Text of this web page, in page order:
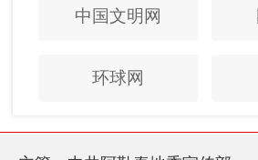
中国文明网
环球网